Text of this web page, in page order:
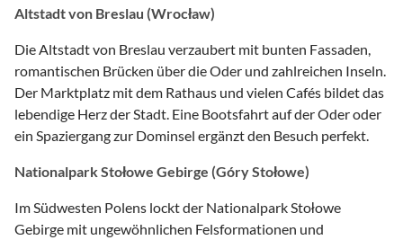
Altstadt von Breslau (Wrocław)
Die Altstadt von Breslau verzaubert mit bunten Fassaden,
romantischen Brücken über die Oder und zahlreichen Inseln.
Der Marktplatz mit dem Rathaus und vielen Cafés bildet das
lebendige Herz der Stadt. Eine Bootsfahrt auf der Oder oder
ein Spaziergang zur Dominsel ergänzt den Besuch perfekt.
Nationalpark Stołowe Gebirge (Góry Stołowe)
Im Südwesten Polens lockt der Nationalpark Stołowe
Gebirge mit ungewöhnlichen Felsformationen und